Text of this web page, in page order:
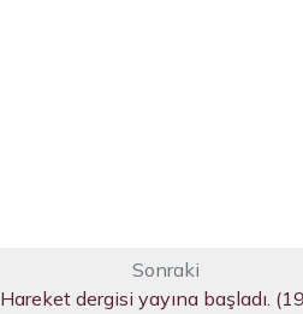
Sonraki
Hareket dergisi yayına başladı.